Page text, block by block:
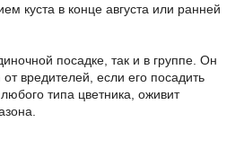
куста в конце августа или ранней
посадке, так и в группе. Он
вредителей, если его посадить
типа цветника, оживит